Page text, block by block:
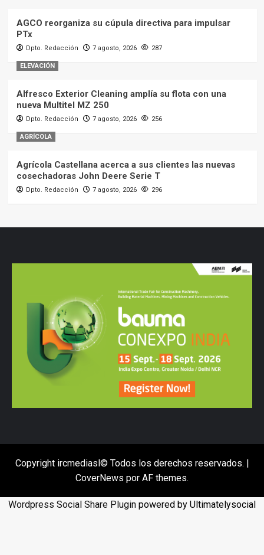
AGCO reorganiza su cúpula directiva para impulsar
PTx
Dpto. Redacción 7 agosto, 2026 287
ELEVACIÓN
Alfresco Exterior Cleaning amplía su flota con una
nueva Multitel MZ 250
Dpto. Redacción 7 agosto, 2026 256
AGRÍCOLA
Agrícola Castellana acerca a sus clientes las nuevas
cosechadoras John Deere Serie T
Dpto. Redacción 7 agosto, 2026 296
Copyright ircmediasl© Todos los derechos reservados. |
CoverNews por AF themes.
Wordpress Social Share Plugin powered by Ultimatelysocial